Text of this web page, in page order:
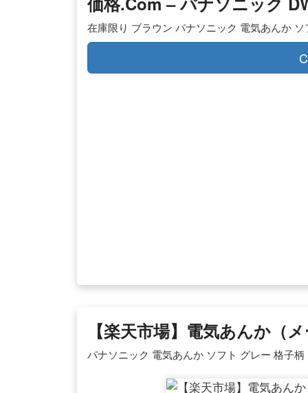
在庫限り ブラウン パナソニック 電気あんか
【楽天市場】電気あんか（
パナソニック 電気あんか ソフト グレー 格子